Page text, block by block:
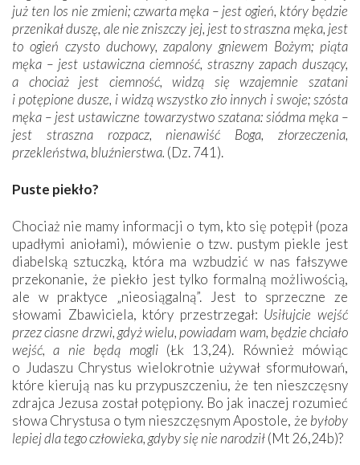
już ten los nie zmieni; czwarta męka – jest ogień, który będzie
przenikał duszę, ale nie zniszczy jej, jest to straszna męka, jest
to ogień czysto duchowy, zapalony gniewem Bożym; piąta
męka – jest ustawiczna ciemność, straszny zapach duszący,
a chociaż jest ciemność, widzą się wzajemnie szatani
i potępione dusze, i widzą wszystko zło innych i swoje; szósta
męka – jest ustawiczne towarzystwo szatana: siódma męka –
jest straszna rozpacz, nienawiść Boga, złorzeczenia,
przekleństwa, bluźnierstwa. (Dz. 741).
Puste piekło?
Chociaż nie mamy informacji o tym, kto się potępił (poza
upadłymi aniołami), mówienie o tzw. pustym piekle jest
diabelską sztuczką, która ma wzbudzić w nas fałszywe
przekonanie, że piekło jest tylko formalną możliwością,
ale w praktyce „nieosiągalną”. Jest to sprzeczne ze
słowami Zbawiciela, który przestrzegał: Usiłujcie wejść
przez ciasne drzwi, gdyż wielu, powiadam wam, będzie chciało
wejść, a nie będą mogli(Łk 13,24). Również mówiąc
o Judaszu Chrystus wielokrotnie używał sformułowań,
które kierują nas ku przypuszczeniu, że ten nieszczęsny
zdrajca Jezusa został potępiony. Bo jak inaczej rozumieć
słowa Chrystusa o tym nieszczęsnym Apostole, że byłoby
lepiej dla tego człowieka, gdyby się nie narodził(Mt 26,24b)?